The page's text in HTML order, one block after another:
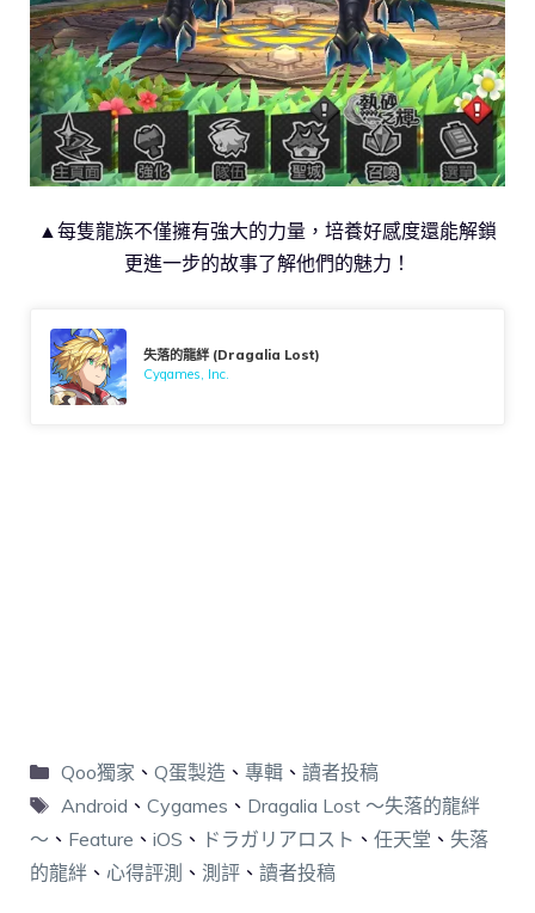
▲每隻龍族不僅擁有強大的力量，培養好感度還能解鎖
更進一步的故事了解他們的魅力！
失落的龍絆 (Dragalia Lost)
Cygames, Inc.
Qoo獨家 、 Q蛋製造 、 專輯、 讀者投稿
Android 、 Cygames 、 Dragalia Lost ～失落的龍絆
～ 、 Feature 、 iOS 、 ドラガリアロスト 、 任天堂 、 失落
的龍絆 、 心得評測 、 測評 、 讀者投稿